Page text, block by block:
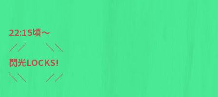
22:15頃〜
／／ ＼＼
閃光LOCKS!
＼＼ ／／